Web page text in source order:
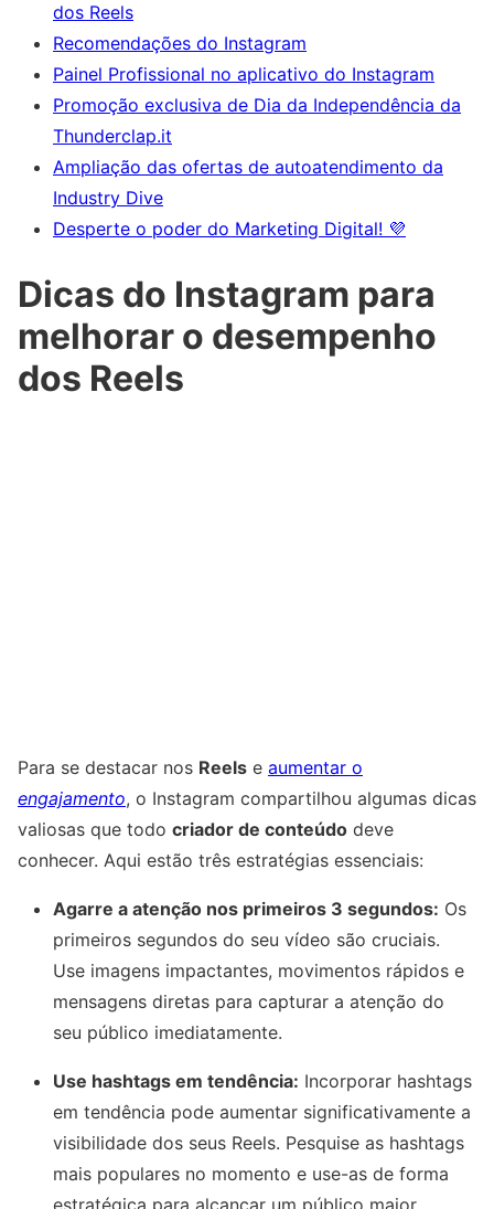
dos Reels
Recomendações do Instagram
Painel Profissional no aplicativo do Instagram
Promoção exclusiva de Dia da Independência da
Thunderclap.it
Ampliação das ofertas de autoatendimento da
Industry Dive
Desperte o poder do Marketing Digital! 💜
Dicas do Instagram para
melhorar o desempenho
dos Reels
Para se destacar nos Reels e aumentar o
engajamento, o Instagram compartilhou algumas dicas
valiosas que todo criador de conteúdo deve
conhecer. Aqui estão três estratégias essenciais:
Agarre a atenção nos primeiros 3 segundos: Os
primeiros segundos do seu vídeo são cruciais.
Use imagens impactantes, movimentos rápidos e
mensagens diretas para capturar a atenção do
seu público imediatamente.
Use hashtags em tendência: Incorporar hashtags
em tendência pode aumentar significativamente a
visibilidade dos seus Reels. Pesquise as hashtags
mais populares no momento e use-as de forma